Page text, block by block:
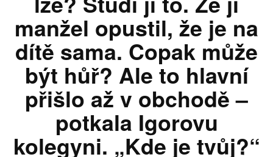
manžel opustil, že je na
dítě sama. Copak může
být hůř? Ale to hlavní
přišlo až v obchodě –
potkala Igorovu
kolegyni. „Kde je tvůj?“